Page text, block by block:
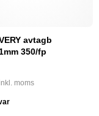
avtagb
350/fp
moms